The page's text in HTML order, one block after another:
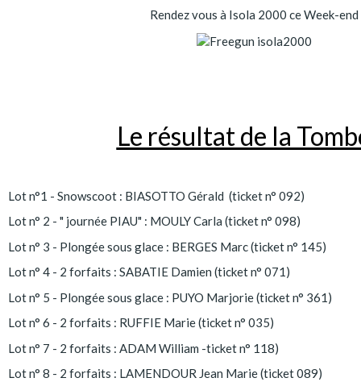
Rendez vous à Isola 2000 ce Week-end
Le résultat de la
Lot n°1 - Snowscoot : BIASOTTO Gérald (ticket n° 092)
Lot n° 2 - " journée PIAU" : MOULY Carla (ticket n° 098)
Lot n° 3 - Plongée sous glace : BERGES Marc (ticket n° 145)
Lot n° 4 - 2 forfaits : SABATIE Damien (ticket n° 071)
Lot n° 5 - Plongée sous glace : PUYO Marjorie (ticket n° 361)
Lot n° 6 - 2 forfaits : RUFFIE Marie (ticket n° 035)
Lot n° 7 - 2 forfaits : ADAM William -ticket n° 118)
Lot n° 8 - 2 forfaits : LAMENDOUR Jean Marie (ticket 089)